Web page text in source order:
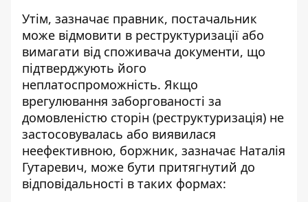
Утім, зазначає правник, постачальник
може відмовити в реструктуризації або
вимагати від споживача документи, що
підтверджують його
неплатоспроможність. Якщо
врегулювання заборгованості за
домовленістю сторін (реструктуризація) не
застосовувалась або виявилася
неефективною, боржник, зазначає Наталія
Гутаревич, може бути притягнутий до
відповідальності в таких формах: